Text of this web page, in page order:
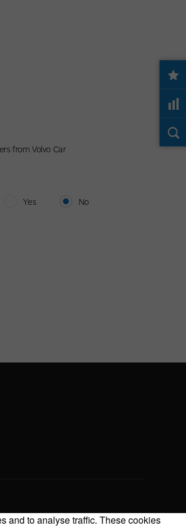
from Volvo Car
Yes No
and to analyse traffic. These cookies